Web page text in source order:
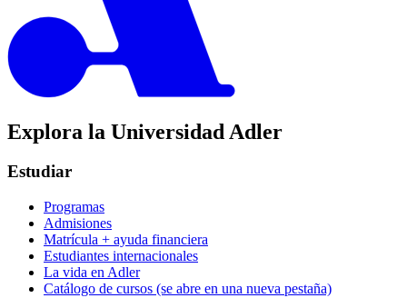
Explora la Universidad Adler
Estudiar
Programas
Admisiones
Matrícula + ayuda financiera
Estudiantes internacionales
La vida en Adler
Catálogo de cursos (se abre en una nueva pestaña)